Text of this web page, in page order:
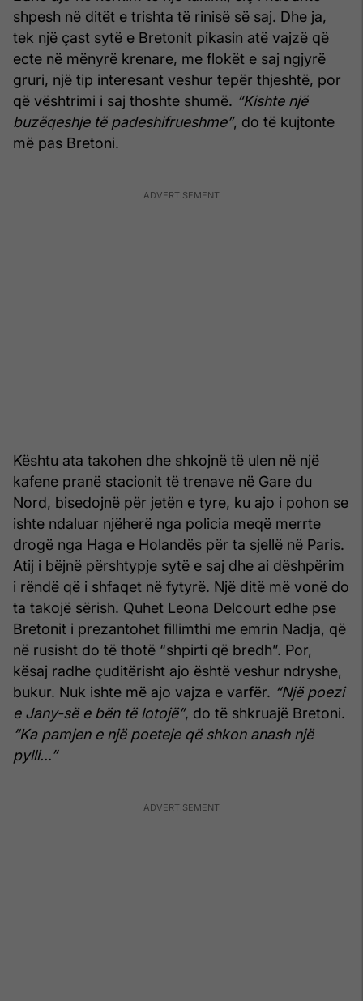
shpesh në ditët e trishta të rinisë së saj. Dhe ja,
tek një çast sytë e Bretonit pikasin atë vajzë që
ecte në mënyrë krenare, me flokët e saj ngjyrë
gruri, një tip interesant veshur tepër thjeshtë, por
që vështrimi i saj thoshte shumë. “Kishte një
buzëqeshje të padeshifrueshme”, do të kujtonte
më pas Bretoni.
Kështu ata takohen dhe shkojnë të ulen në një
kafene pranë stacionit të trenave në Gare du
Nord, bisedojnë për jetën e tyre, ku ajo i pohon se
ishte ndaluar njëherë nga policia meqë merrte
drogë nga Haga e Holandës për ta sjellë në Paris.
Atij i bëjnë përshtypje sytë e saj dhe ai dëshpërim
i rëndë që i shfaqet në fytyrë. Një ditë më vonë do
ta takojë sërish. Quhet Leona Delcourt edhe pse
Bretonit i prezantohet fillimthi me emrin Nadja, që
në rusisht do të thotë “shpirti që bredh”. Por,
kësaj radhe çuditërisht ajo është veshur ndryshe,
bukur. Nuk ishte më ajo vajza e varfër. “Një poezi
e Jany-së e bën të lotojë”, do të shkruajë Bretoni.
“Ka pamjen e një poeteje që shkon anash një
pylli…”